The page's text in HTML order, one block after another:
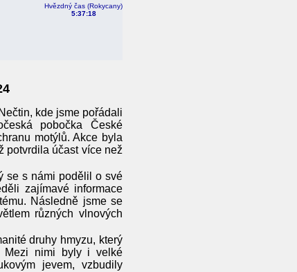
Hvězdný čas (Rokycany)
5:37:20
kde jsme pořádali
pobočka České
motýlů. Akce byla
potvrdila účast více než
se s námi podělil o své
zajímavé informace
Následně jsme se
různých vlnových
druhy hmyzu, který
Mezi nimi byly i velké
jevem, vzbudily